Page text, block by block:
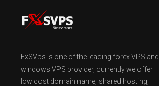
FxSVps is one of the leading forex VPS and
windows VPS provider, currently we offer
low cost domain name, shared hosting,